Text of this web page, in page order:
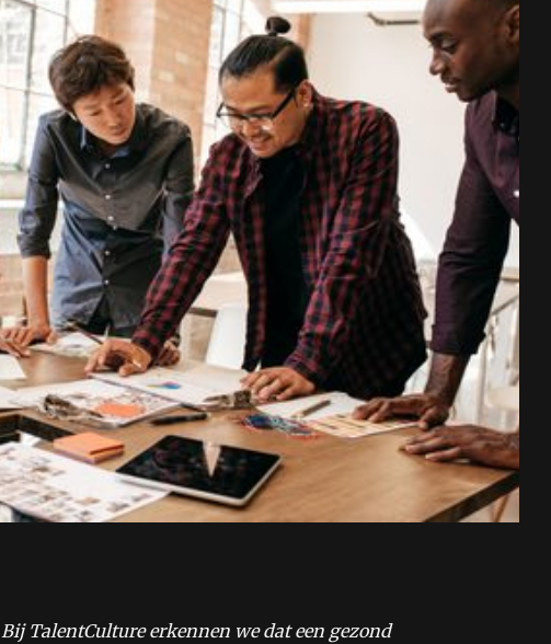
Bij TalentCulture erkennen we dat een gezond